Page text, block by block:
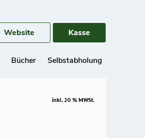
Website Kasse
Bücher Selbstabholung
inkl. 20 % MWSt.